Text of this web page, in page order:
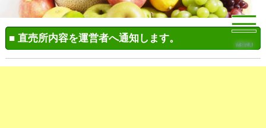
MENU
■ 直売所内容を運営者へ通知します。